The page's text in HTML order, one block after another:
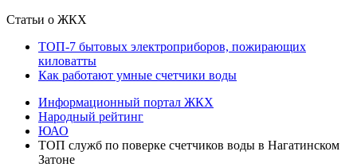
Статьи о ЖКХ
ТОП-7 бытовых электроприборов, пожирающих
киловатты
Как работают умные счетчики воды
Информационный портал ЖКХ
Народный рейтинг
ЮАО
ТОП служб по поверке счетчиков воды в Нагатинском
Затоне